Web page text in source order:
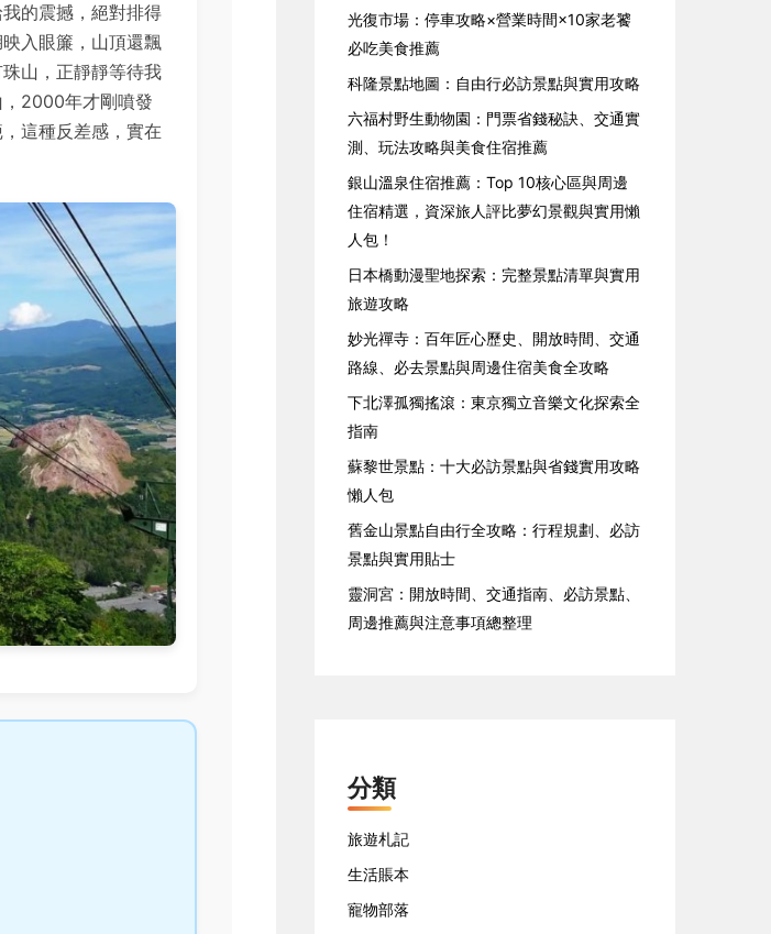
的震撼，絕對排得
入眼簾，山頂還飄
山，正靜靜等待我
2000年才剛噴發
這種反差感，實在
光復市場：停車攻略×營業時間×10家老饕
必吃美食推薦
科隆景點地圖：自由行必訪景點與實用攻略
六福村野生動物園：門票省錢秘訣、交通實
測、玩法攻略與美食住宿推薦
銀山溫泉住宿推薦：Top 10核心區與周邊
住宿精選，資深旅人評比夢幻景觀與實用懶
人包！
日本橋動漫聖地探索：完整景點清單與實用
旅遊攻略
妙光禪寺：百年匠心歷史、開放時間、交通
路線、必去景點與周邊住宿美食全攻略
下北澤孤獨搖滾：東京獨立音樂文化探索全
指南
蘇黎世景點：十大必訪景點與省錢實用攻略
懶人包
舊金山景點自由行全攻略：行程規劃、必訪
景點與實用貼士
靈洞宮：開放時間、交通指南、必訪景點、
周邊推薦與注意事項總整理
分類
旅遊札記
生活賬本
寵物部落